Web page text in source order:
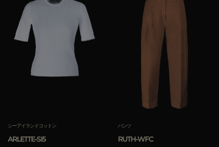
シーアイランドコットン
ARLETTE-SI5
パンツ
RUTH-WFC